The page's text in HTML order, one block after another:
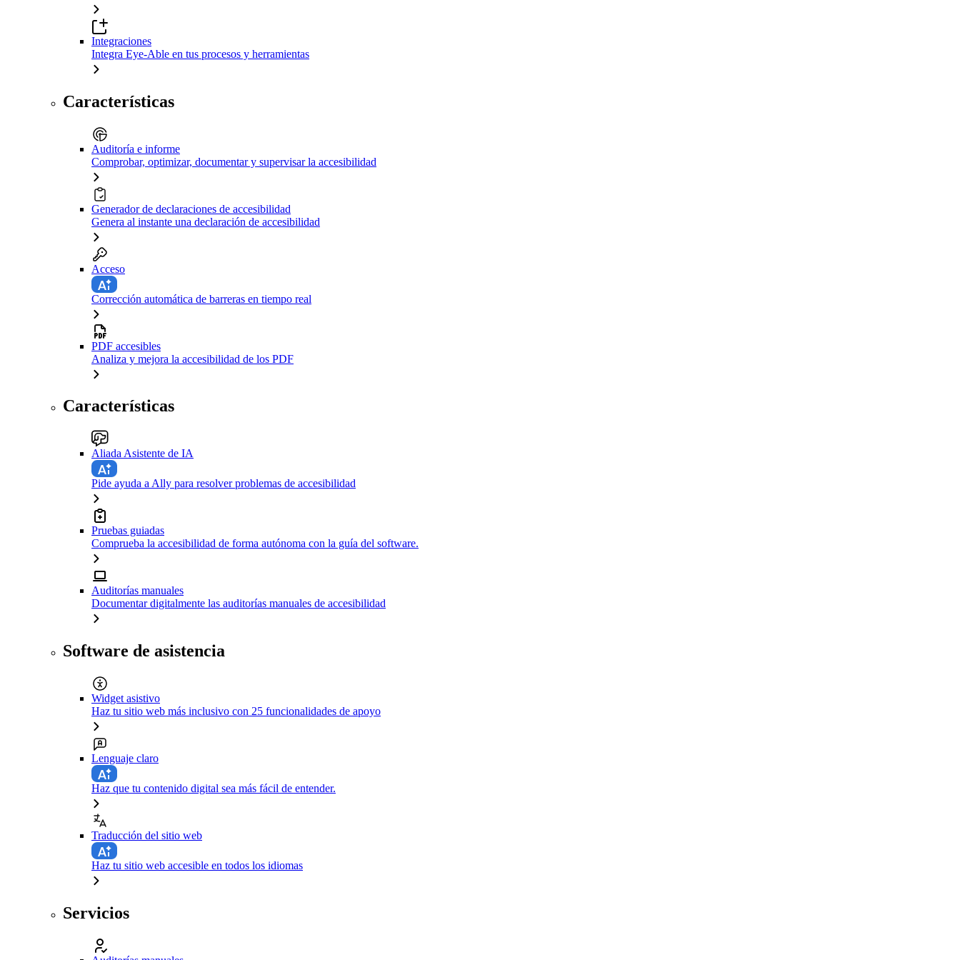
Integraciones
Integra Eye-Able en tus procesos y herramientas
Características
Auditoría e informe
Comprobar, optimizar, documentar y supervisar la accesibilidad
Generador de declaraciones de accesibilidad
Genera al instante una declaración de accesibilidad
Acceso
Corrección automática de barreras en tiempo real
PDF accesibles
Analiza y mejora la accesibilidad de los PDF
Características
Aliada Asistente de IA
Pide ayuda a Ally para resolver problemas de accesibilidad
Pruebas guiadas
Comprueba la accesibilidad de forma autónoma con la guía del software.
Auditorías manuales
Documentar digitalmente las auditorías manuales de accesibilidad
Software de asistencia
Widget asistivo
Haz tu sitio web más inclusivo con 25 funcionalidades de apoyo
Lenguaje claro
Haz que tu contenido digital sea más fácil de entender.
Traducción del sitio web
Haz tu sitio web accesible en todos los idiomas
Servicios